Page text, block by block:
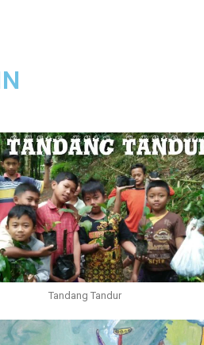
Tandang Tandur